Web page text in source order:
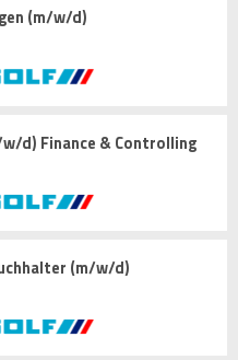
(m/w/d)
d) Finance & Controlling
(m/w/d)